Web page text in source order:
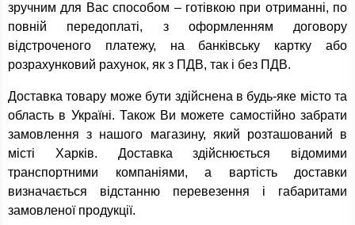
зручним для Вас способом – готівкою при отриманні, по
повній передоплаті, з оформленням договору
відстроченого платежу, на банківську картку або
розрахунковий рахунок, як з ПДВ, так і без ПДВ.
Доставка товару може бути здійснена в будь-яке місто та
область в Україні. Також Ви можете самостійно забрати
замовлення з нашого магазину, який розташований в
місті Харків. Доставка здійснюється відомими
транспортними компаніями, а вартість доставки
визначається відстанню перевезення і габаритами
замовленої продукції.